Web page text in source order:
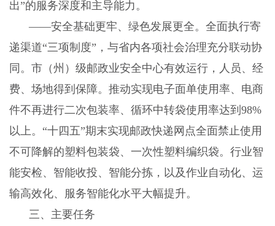
出”的服务深度和主导能力。
——安全基础更牢、绿色发展更全。全面执行寄
递渠道“三项制度”，与省内各项社会治理充分联动协
同。市（州）级邮政业安全中心有效运行，人员、经
费、场地得到保障。推动实现电子面单使用率、电商
件不再进行二次包装率、循环中转袋使用率达到98%
以上。“十四五”期末实现邮政快递网点全面禁止使用
不可降解的塑料包装袋、一次性塑料编织袋。行业智
能安检、智能收投、智能分拣，以及作业自动化、运
输高效化、服务智能化水平大幅提升。
三、主要任务